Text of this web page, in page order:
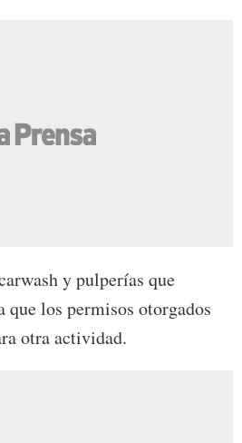
y pulperías que
los permisos otorgados
otra actividad.